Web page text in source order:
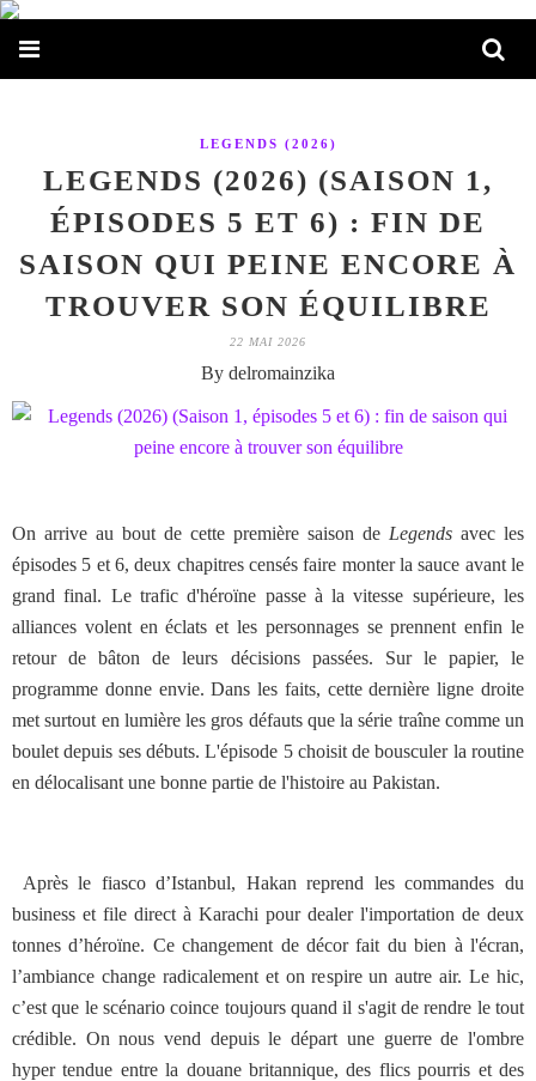
LEGENDS (2026)
LEGENDS (2026) (SAISON 1,
ÉPISODES 5 ET 6) : FIN DE
SAISON QUI PEINE ENCORE À
TROUVER SON ÉQUILIBRE
22 MAI 2026
By delromainzika
On arrive au bout de cette première saison de Legends avec les
épisodes 5 et 6, deux chapitres censés faire monter la sauce avant le
grand final. Le trafic d'héroïne passe à la vitesse supérieure, les
alliances volent en éclats et les personnages se prennent enfin le
retour de bâton de leurs décisions passées. Sur le papier, le
programme donne envie. Dans les faits, cette dernière ligne droite
met surtout en lumière les gros défauts que la série traîne comme un
boulet depuis ses débuts. L'épisode 5 choisit de bousculer la routine
en délocalisant une bonne partie de l'histoire au Pakistan.
Après le fiasco d’Istanbul, Hakan reprend les commandes du
business et file direct à Karachi pour dealer l'importation de deux
tonnes d’héroïne. Ce changement de décor fait du bien à l'écran,
l’ambiance change radicalement et on respire un autre air. Le hic,
c’est que le scénario coince toujours quand il s'agit de rendre le tout
crédible. On nous vend depuis le départ une guerre de l'ombre
hyper tendue entre la douane britannique, des flics pourris et des